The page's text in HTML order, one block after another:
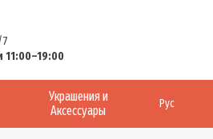
11:00–19:00
Украшения и
Аксессуары
Рус